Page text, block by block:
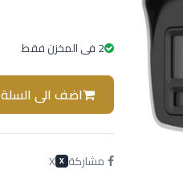
2 فى المخزن فقط
اضف الى السلة
مشاركة X
X